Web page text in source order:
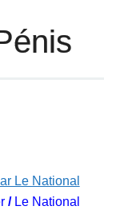
Le National
/Le National